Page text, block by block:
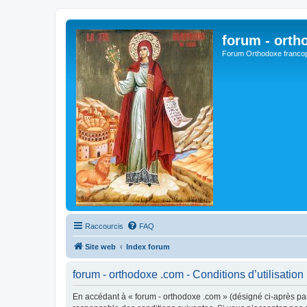
forum -
Forum Orthodoxe
Raccourcis FAQ
Site web Index forum
forum - orthodoxe .com - Conditions d’utilisation
En accédant à « forum - orthodoxe .com » (désigné ci-après